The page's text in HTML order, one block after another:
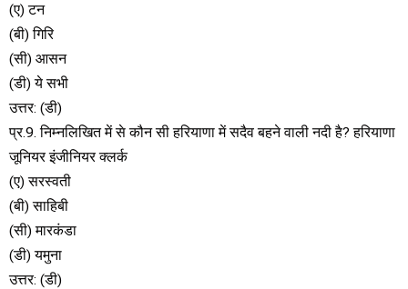
(ए) टन
(बी) गिरि
(सी) आसन
(डी) ये सभी
उत्तर: (डी)
प्र.9. निम्नलिखित में से कौन सी हरियाणा में सदैव बहने वाली नदी है? हरियाणा
जूनियर इंजीनियर क्लर्क
(ए) सरस्वती
(बी) साहिबी
(सी) मारकंडा
(डी) यमुना
उत्तर: (डी)